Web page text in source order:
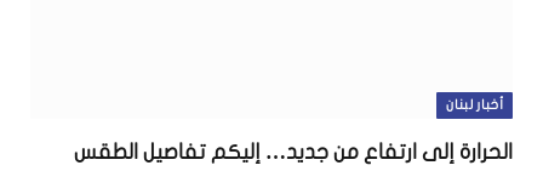
أخبار لبنان
الحرارة إلى ارتفاع من جديد… إليكم تفاصيل الطقس